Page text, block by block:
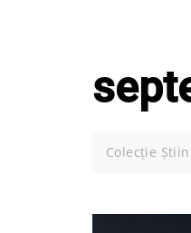
Colecție